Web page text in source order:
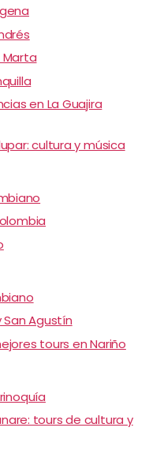
Marta
en La Guajira
cultura y música
San Agustín
tours en Nariño
tours de cultura y